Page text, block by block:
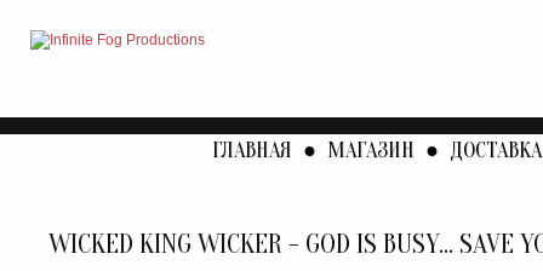
ГЛАВНАЯ ● МАГАЗИН ●
WICKED KING WICKER - GOD IS BUSY... SAVE